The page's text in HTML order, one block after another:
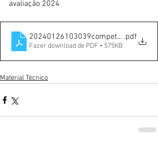
avaliação 2024
20240126103039competicoes-de-
.pdf
Fazer download de PDF • 575KB
Material Técnico